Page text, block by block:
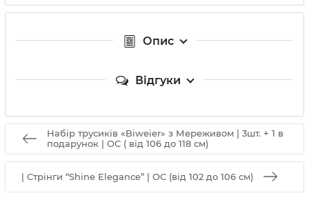
Опис
Відгуки
Набір трусиків «Biweier» з Мереживом | 3шт. + 1 в
подарунок | ОС ( від 106 до 118 см)
| Стрінги “Shine Elegance” | ОС (від 102 до 106 см)